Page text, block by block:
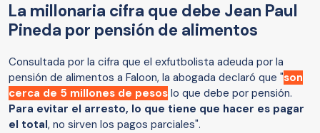
La millonaria cifra que debe Jean Paul
Pineda por pensión de alimentos
Consultada por la cifra que el exfutbolista adeuda por la
pensión de alimentos a Faloon, la abogada declaró que "son
cerca de 5 millones de pesos lo que debe por pensión.
Para evitar el arresto, lo que tiene que hacer es pagar
el total, no sirven los pagos parciales".